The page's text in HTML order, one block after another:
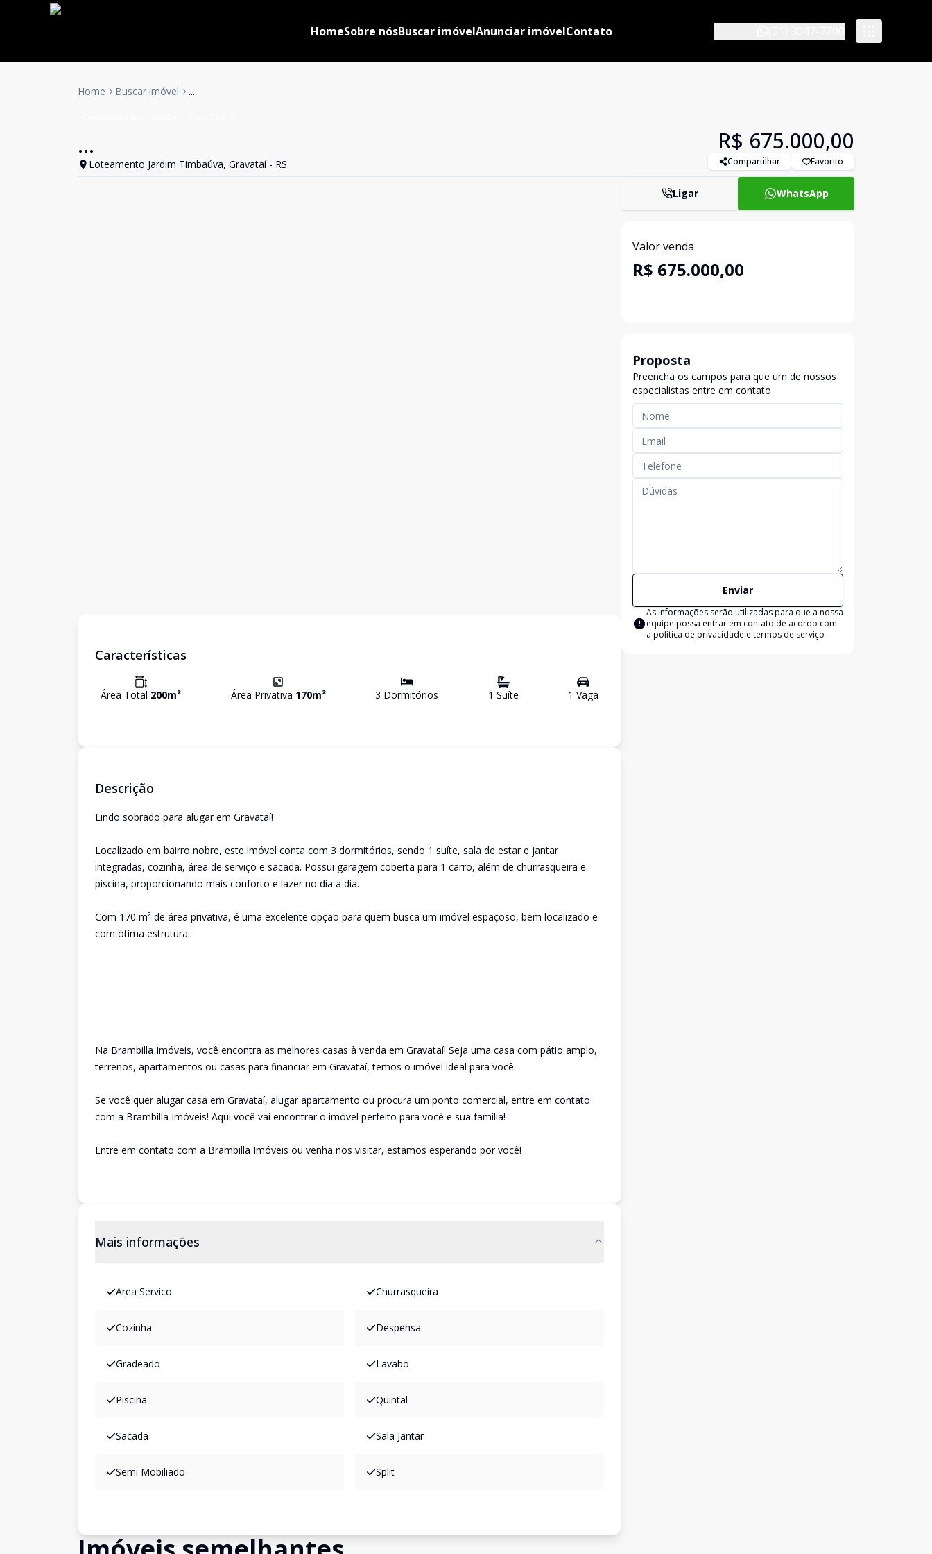
HomeSobre nósBuscar imóvelAnunciar imóvelContato
Home Buscar imóvel ...
...
Loteamento Jardim Timbaúva, Gravataí - RS
R$ 675.000,00
Compartilhar Favorito
Características
Área Total 200m² Área Privativa 170m² 3 Dormitórios 1 Suíte 1 Vaga
Descrição
Lindo sobrado para alugar em Gravataí!
Localizado em bairro nobre, este imóvel conta com 3 dormitórios, sendo 1 suíte, sala de estar e jantar
integradas, cozinha, área de serviço e sacada. Possui garagem coberta para 1 carro, além de churrasqueira e
piscina, proporcionando mais conforto e lazer no dia a dia.
Com 170 m² de área privativa, é uma excelente opção para quem busca um imóvel espaçoso, bem localizado e
com ótima estrutura.
Na Brambilla Imóveis, você encontra as melhores casas à venda em Gravataí! Seja uma casa com pátio amplo,
terrenos, apartamentos ou casas para financiar em Gravataí, temos o imóvel ideal para você.
Se você quer alugar casa em Gravataí, alugar apartamento ou procura um ponto comercial, entre em contato
com a Brambilla Imóveis! Aqui você vai encontrar o imóvel perfeito para você e sua família!
Entre em contato com a Brambilla Imóveis ou venha nos visitar, estamos esperando por você!
Mais informações
Area Servico Churrasqueira
Cozinha Despensa
Gradeado Lavabo
Piscina Quintal
Sacada Sala Jantar
Semi Mobiliado Split
Ligar WhatsApp
Valor venda
R$ 675.000,00
Proposta
Preencha os campos para que um de nossos
especialistas entre em contato
Enviar
As informações serão utilizadas para que a nossa
equipe possa entrar em contato de acordo com
a política de privacidade e termos de serviço